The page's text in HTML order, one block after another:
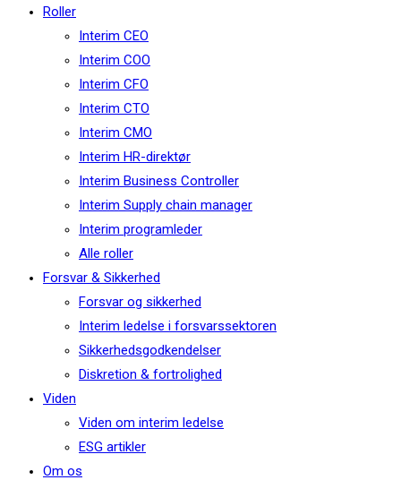
Roller
Interim CEO
Interim COO
Interim CFO
Interim CTO
Interim CMO
Interim HR-direktør
Interim Business Controller
Interim Supply chain manager
Interim programleder
Alle roller
Forsvar & Sikkerhed
Forsvar og sikkerhed
Interim ledelse i forsvarssektoren
Sikkerhedsgodkendelser
Diskretion & fortrolighed
Viden
Viden om interim ledelse
ESG artikler
Om os